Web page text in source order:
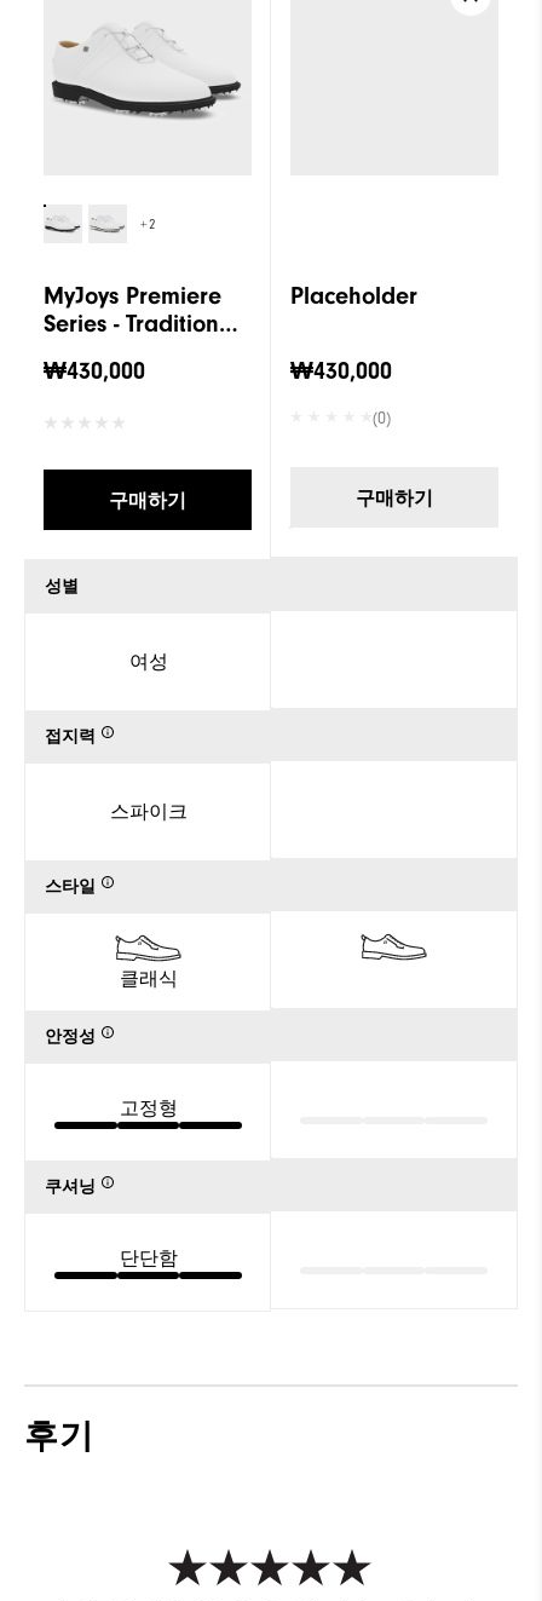
+2
MyJoys Premiere
Series - Traditional
₩430,000
구매하기
성별
여성
접지력
스파이크
스타일
클래식
안정성
고정형
쿠셔닝
단단함
Placeholder
₩430,000
(0)
구매하기
후기